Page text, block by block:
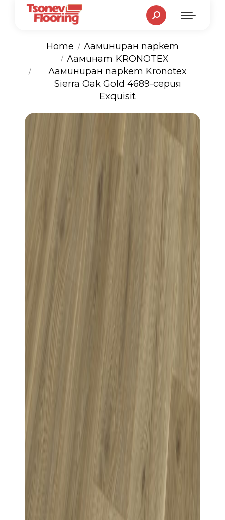
Search:
You are here:
Home
Ламиниран паркет
Ламинат KRONOTEX
Ламиниран паркет Kronotex
Sierra Oak Gold 4689-серия
Exquisit